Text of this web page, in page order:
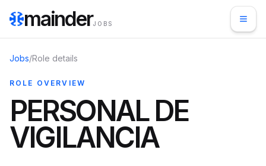
mainderJOBS
Jobs/Role details
ROLE OVERVIEW
PERSONAL DE
VIGILANCIA